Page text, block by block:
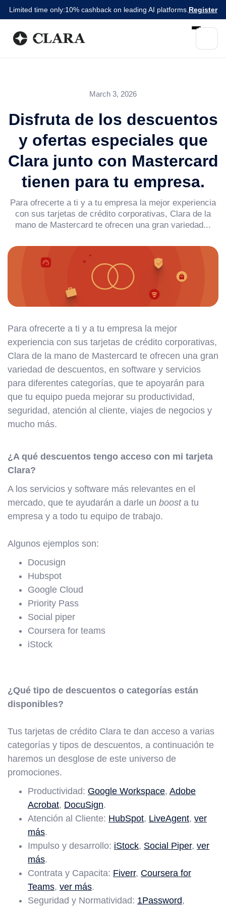
Limited time only:10% cashback on leading AI platforms. Register
March 3, 2026
Disfruta de los descuentos
y ofertas especiales que
Clara junto con Mastercard
tienen para tu empresa.
Para ofrecerte a ti y a tu empresa la mejor experiencia
con sus tarjetas de crédito corporativas, Clara de la
mano de Mastercard te ofrecen una gran variedad...
Para ofrecerte a ti y a tu empresa la mejor
experiencia con sus tarjetas de crédito corporativas,
Clara de la mano de Mastercard te ofrecen una gran
variedad de descuentos, en software y servicios
para diferentes categorías, que te apoyarán para
que tu equipo pueda mejorar su productividad,
seguridad, atención al cliente, viajes de negocios y
mucho más.
¿A qué descuentos tengo acceso con mi tarjeta
Clara?
A los servicios y software más relevantes en el
mercado, que te ayudarán a darle un boost a tu
empresa y a todo tu equipo de trabajo.
Algunos ejemplos son:
Docusign
Hubspot
Google Cloud
Priority Pass
Social piper
Coursera for teams
iStock
¿Qué tipo de descuentos o categorías están
disponibles?
Tus tarjetas de crédito Clara te dan acceso a varias
categorías y tipos de descuentos, a continuación te
haremos un desglose de este universo de
promociones.
Productividad: Google Workspace, Adobe
Acrobat, DocuSign.
Atención al Cliente: HubSpot, LiveAgent, ver
más.
Impulso y desarrollo: iStock, Social Piper, ver
más.
Contrata y Capacita: Fiverr, Coursera for
Teams, ver más.
Seguridad y Normatividad: 1Password,